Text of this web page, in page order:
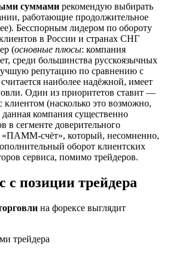
суммами рекомендую выбирать
работающие продолжительное
Бесспорным лидером по обороту
в России и странах СНГ
(основные плюсы: компания
среди большинства русскоязычных
репутацию по сравнению с
наиболее надёжной, имеет
Один из приоритетов ставит —
клиентом (насколько это возможно,
компания существенно
в сегменте доверительного
«ПАММ-счёт», который, несомненно,
оборот клиентских
сервиса, помимо трейдеров.
позиции трейдера
на форексе выглядит